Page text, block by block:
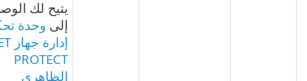
يتيح لك الوصول
وحدة تحكم
إدارة جهاز ESET
PROTECT
الظاهري